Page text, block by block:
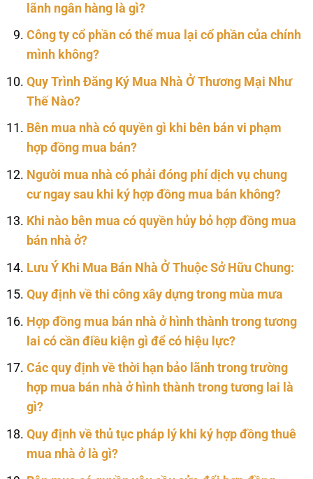
lãnh ngân hàng là gì?
Công ty cổ phần có thể mua lại cổ phần của chính
mình không?
Quy Trình Đăng Ký Mua Nhà Ở Thương Mại Như
Thế Nào?
Bên mua nhà có quyền gì khi bên bán vi phạm
hợp đồng mua bán?
Người mua nhà có phải đóng phí dịch vụ chung
cư ngay sau khi ký hợp đồng mua bán không?
Khi nào bên mua có quyền hủy bỏ hợp đồng mua
bán nhà ở?
Lưu Ý Khi Mua Bán Nhà Ở Thuộc Sở Hữu Chung:
Quy định về thi công xây dựng trong mùa mưa
Hợp đồng mua bán nhà ở hình thành trong tương
lai có cần điều kiện gì để có hiệu lực?
Các quy định về thời hạn bảo lãnh trong trường
hợp mua bán nhà ở hình thành trong tương lai là
gì?
Quy định về thủ tục pháp lý khi ký hợp đồng thuê
mua nhà ở là gì?